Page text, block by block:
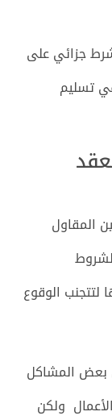
جزائي على
تسليم
المقاول
لتتجنب الوقوع
بعض المشاكل
ولكن